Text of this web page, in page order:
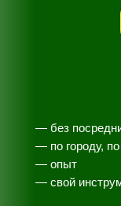
— без
— по городу,
— опыт
— свой